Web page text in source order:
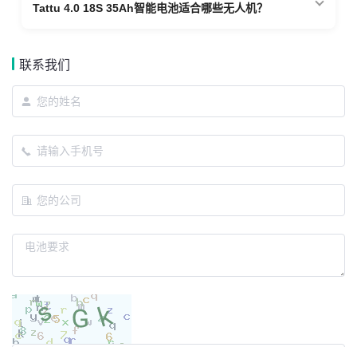
Tattu 4.0 18S 35Ah智能电池适合哪些无人机？
联系我们